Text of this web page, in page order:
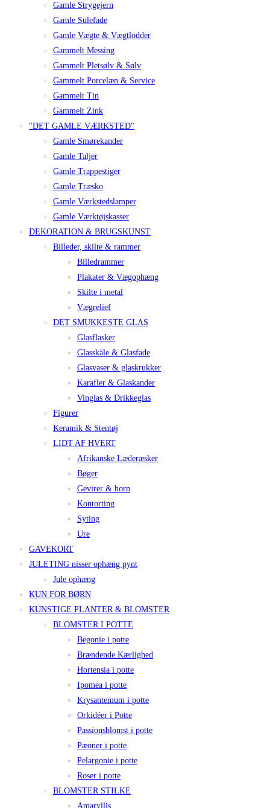
Gamle Strygejern
Gamle Sulefade
Gamle Vægte & Vægtlodder
Gammelt Messing
Gammelt Pletsølv & Sølv
Gammelt Porcelæn & Service
Gammelt Tin
Gammelt Zink
"DET GAMLE VÆRKSTED"
Gamle Smørekander
Gamle Taljer
Gamle Trappestiger
Gamle Træsko
Gamle Værkstedslamper
Gamle Værktøjskasser
DEKORATION & BRUGSKUNST
Billeder, skilte & rammer
Billedrammer
Plakater & Vægophæng
Skilte i metal
Vægrelief
DET SMUKKESTE GLAS
Glasflasker
Glasskåle & Glasfade
Glasvaser & glaskrukker
Karafler & Glaskander
Vinglas & Drikkeglas
Figurer
Keramik & Stentøj
LIDT AF HVERT
Afrikanske Læderæsker
Bøger
Gevirer & horn
Kontorting
Syting
Ure
GAVEKORT
JULETING nisser ophæng pynt
Jule ophæng
KUN FOR BØRN
KUNSTIGE PLANTER & BLOMSTER
BLOMSTER I POTTE
Begonie i potte
Brændende Kærlighed
Hortensia i potte
Ipomea i potte
Krysantemum i potte
Orkidéer i Potte
Passionsblomst i potte
Pæoner i potte
Pelargonie i potte
Roser i potte
BLOMSTER STILKE
Amaryllis